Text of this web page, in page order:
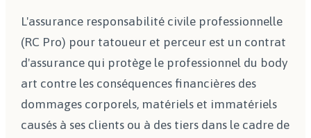
L'assurance responsabilité civile professionnelle
(RC Pro) pour tatoueur et perceur est un contrat
d'assurance qui protège le professionnel du body
art contre les conséquences financières des
dommages corporels, matériels et immatériels
causés à ses clients ou à des tiers dans le cadre de